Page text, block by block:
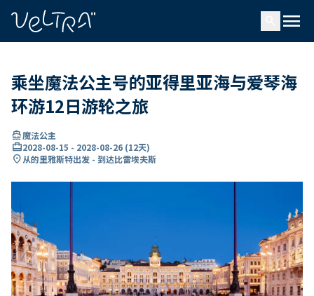
menu
乘坐魔法公主号的亚得里亚海与爱琴海
环游12日游轮之旅
directions_boat魔法公主
card_travel2028-08-15 - 2028-08-26 (12天)
location_on从的里雅斯特出发 - 到达比雷埃夫斯